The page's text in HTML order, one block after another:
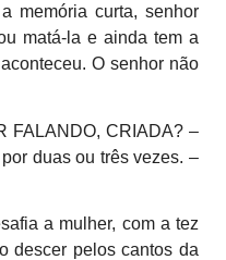
memória curta, senhor
matá-la e ainda tem a
O senhor não
FALANDO, CRIADA? –
duas ou três vezes. –
a mulher, com a tez
descer pelos cantos da